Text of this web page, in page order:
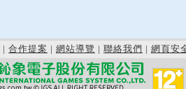
| 合作提案 | 網站導覽 | 聯絡我們 | 網頁安